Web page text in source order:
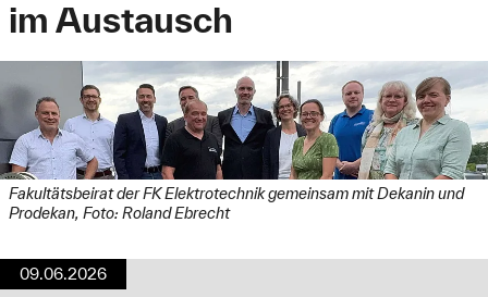
im Austausch
Fakultätsbeirat der FK Elektrotechnik gemeinsam mit Dekanin und
Prodekan, Foto: Roland Ebrecht
09.06.2026